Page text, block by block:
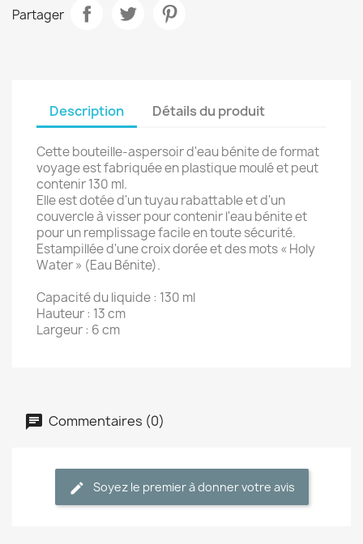
Partager
Description Détails du produit
Cette bouteille-aspersoir d'eau bénite de format
voyage est fabriquée en plastique moulé et peut
contenir 130 ml.
Elle est dotée d'un tuyau rabattable et d'un
couvercle à visser pour contenir l'eau bénite et
pour un remplissage facileen toute sécurité.
Estampillée d'une croix dorée et des mots « Holy
Water » (Eau Bénite).
Capacité du liquide : 130 ml
Hauteur : 13 cm
Largeur : 6 cm
Commentaires (0)
Soyez le premier à donner votre avis